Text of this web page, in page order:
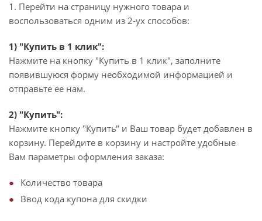
1. Перейти на страницу нужного товара и
воспользоваться одним из 2-ух способов:
1) "Купить в 1 клик":
Нажмите на кнопку "Купить в 1 клик", заполните
появившуюся форму необходимой информацией и
отправьте ее нам.
2) "Купить":
Нажмите кнопку "Купить" и Ваш товар будет добавлен в
корзину. Перейдите в корзину и настройте удобные
Вам параметры оформления заказа:
Количество товара
Ввод кода купона для скидки